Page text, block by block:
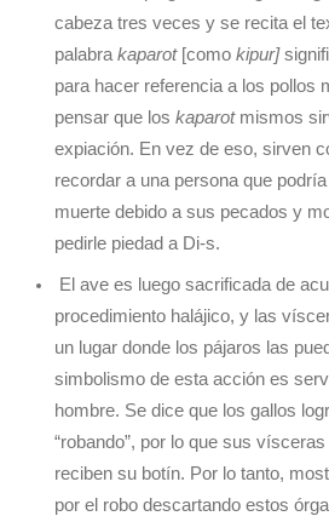
cabeza tres veces y se recita el
palabrakaparot[como kipur]
para hacer referencia a los pollos
pensar que los kaparotmismos
expiación. En vez de eso, sirven
recordar a una persona que
muerte debido a sus pecados y
pedirle piedad a Di-s.
El ave es luego sacrificada de
procedimiento halájico, y las
un lugar donde los pájaros las
simbolismo de esta acción es
hombre. Se dice que los gallos
“robando”, por lo que sus
reciben su botín. Por lo tanto,
por el robo descartando estos